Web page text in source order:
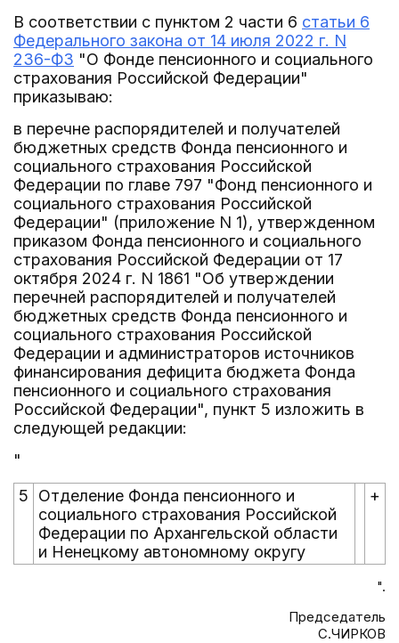
В соответствии с пунктом 2 части 6 статьи 6
Федерального закона от 14 июля 2022 г. N
236-ФЗ "О Фонде пенсионного и социального
страхования Российской Федерации"
приказываю:
в перечне распорядителей и получателей
бюджетных средств Фонда пенсионного и
социального страхования Российской
Федерации по главе 797 "Фонд пенсионного и
социального страхования Российской
Федерации" (приложение N 1), утвержденном
приказом Фонда пенсионного и социального
страхования Российской Федерации от 17
октября 2024 г. N 1861 "Об утверждении
перечней распорядителей и получателей
бюджетных средств Фонда пенсионного и
социального страхования Российской
Федерации и администраторов источников
финансирования дефицита бюджета Фонда
пенсионного и социального страхования
Российской Федерации", пункт 5 изложить в
следующей редакции:
"
5
Отделение Фонда пенсионного и
социального страхования Российской
Федерации по Архангельской области
и Ненецкому автономному округу
+
".
Председатель
С.ЧИРКОВ